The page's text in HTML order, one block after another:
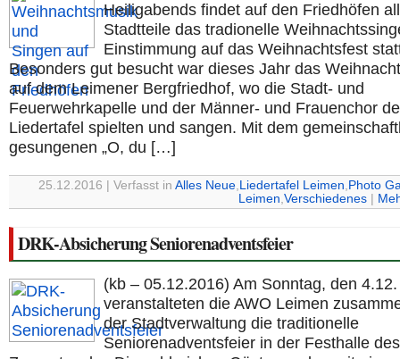
Heiligabends findet auf den Friedhöfen
Stadtteile das tradionelle
Einstimmung auf das Weihnachtsfest
Besonders gut besucht war dieses Jahr das
auf dem Leimener Bergfriedhof, wo die Stadt- und
Feuerwehrkapelle und der Männer- und Frauenchor
Liedertafel spielten und sangen. Mit dem
gesungenen „O, du […]
25.12.2016 | Verfasst in Alles Neue, Liedertafel Leimen, Photo
Leimen,Verschiedenes
DRK-Absicherung Seniorenadventsfeier
(kb – 05.12.2016) Am Sonntag, den 4.12.
veranstalteten die AWO Leimen
der Stadtverwaltung die traditionelle
Seniorenadventsfeier in der Festhalle des